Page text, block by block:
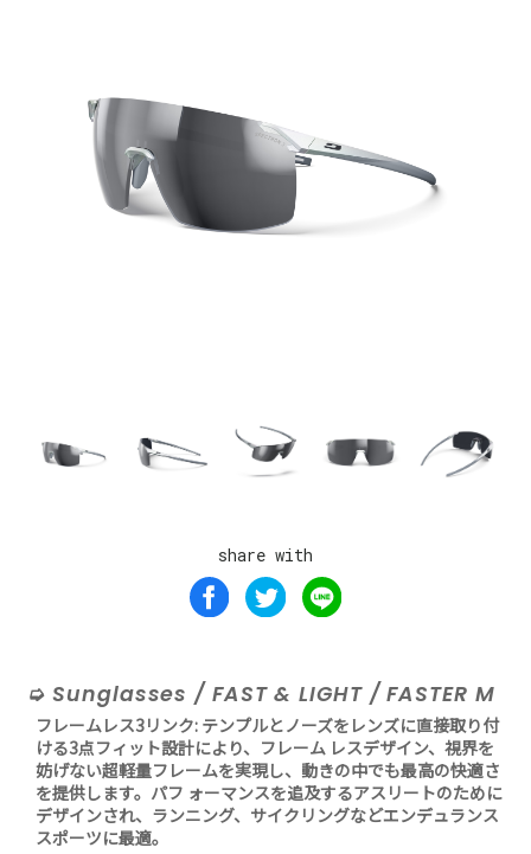
share with
Sunglasses / FAST & LIGHT / FASTER M
フレームレス3リンク: テンプルとノーズをレンズに直接取り付
ける3点フィット設計により、フレーム レスデザイン、視界を
妨げない超軽量フレームを実現し、動きの中でも最高の快適さ
を提供します。パフ ォーマンスを追及するアスリートのために
デザインされ、ランニング、サイクリングなどエンデュランス
スポーツに最適。